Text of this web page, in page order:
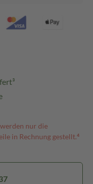
nur die
in Rechnung gestellt.⁴